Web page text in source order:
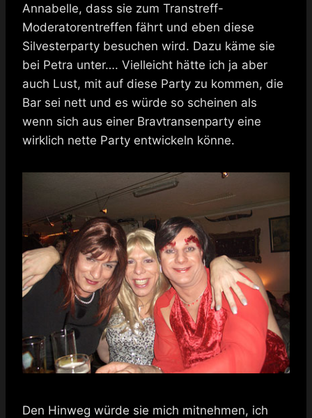
Annabelle, dass sie zum Transtreff-
Moderatorentreffen fährt und eben diese
Silvesterparty besuchen wird. Dazu käme sie
bei Petra unter…. Vielleicht hätte ich ja aber
auch Lust, mit auf diese Party zu kommen, die
Bar sei nett und es würde so scheinen als
wenn sich aus einer Bravtransenparty eine
wirklich nette Party entwickeln könne.
Den Hinweg würde sie mich mitnehmen, ich